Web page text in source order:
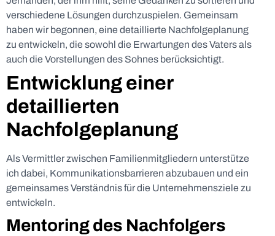
verschiedene Lösungen durchzuspielen. Gemeinsam
haben wir begonnen, eine detaillierte Nachfolgeplanung
zu entwickeln, die sowohl die Erwartungen des Vaters als
auch die Vorstellungen des Sohnes berücksichtigt.
Entwicklung einer
detaillierten
Nachfolgeplanung
Als Vermittler zwischen Familienmitgliedern unterstütze
ich dabei, Kommunikationsbarrieren abzubauen und ein
gemeinsames Verständnis für die Unternehmensziele zu
entwickeln.
Mentoring des Nachfolgers